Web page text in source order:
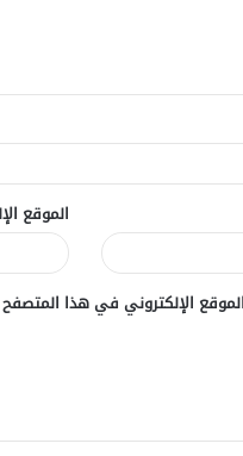
الموقع
الإلكتروني في هذا